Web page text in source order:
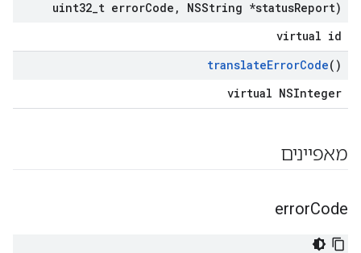
uint32 t errorCode , NSString *statusReport)
virtual id
translateErrorCode()
virtual NSInteger
מאפיינים
errorCode